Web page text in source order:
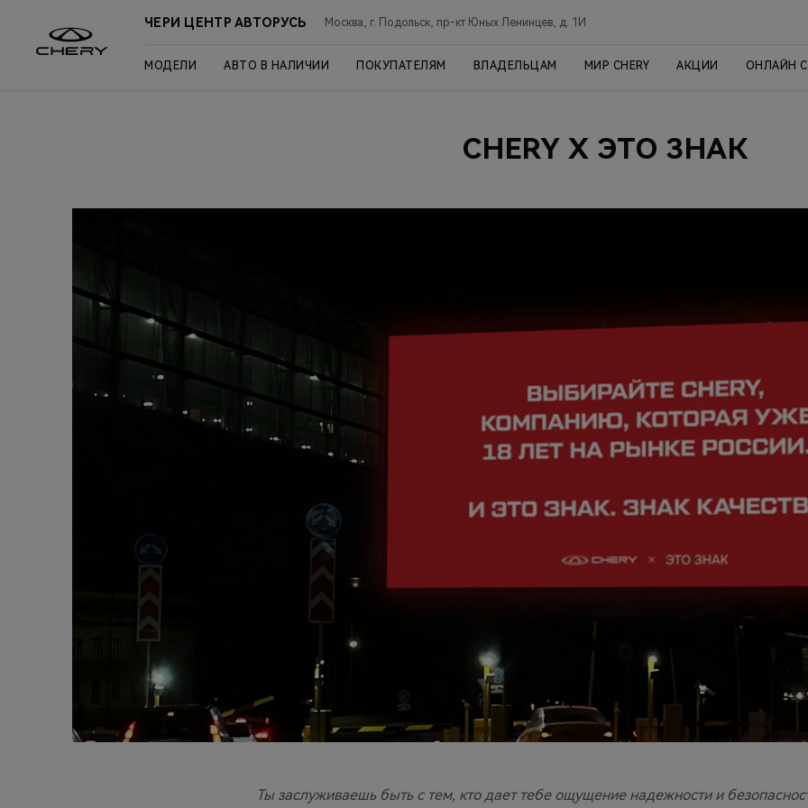
ЧЕРИ ЦЕНТР АВТОРУСЬ Москва, г. Подольск, пр-кт Юных Ленинцев, д. 1И
МОДЕЛИ АВТО В НАЛИЧИИ ПОКУПАТЕЛЯМ ВЛАДЕЛЬЦАМ МИР CHERY АКЦИИ ОНЛАЙН
CHERY X ЭТО ЗНАК
Ты заслуживаешь быть с тем, кто дает тебе ощущение надежности и